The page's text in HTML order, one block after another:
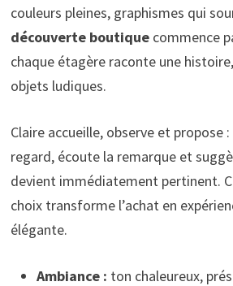
couleurs pleines, graphismes qui
découverte boutiquecommence
chaque étagère raconte une
objets ludiques.
Claire accueille, observe et propose
regard, écoute la remarque et
devient immédiatement pertinent.
choix transforme l’achat en
élégante.
Ambiance : ton chaleureux,